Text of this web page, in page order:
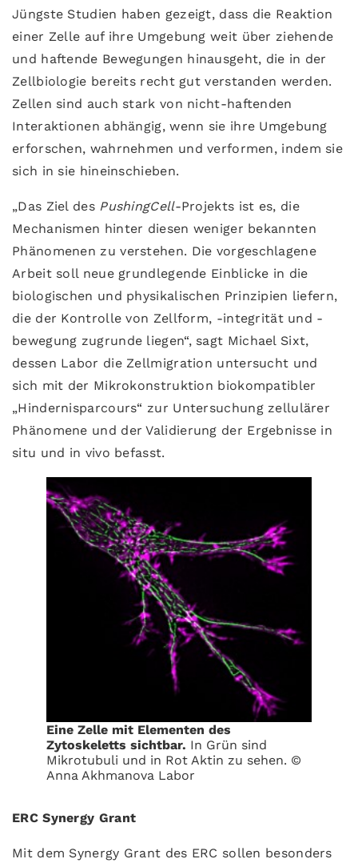
Jüngste Studien haben gezeigt, dass die Reaktion
einer Zelle auf ihre Umgebung weit über ziehende
und haftende Bewegungen hinausgeht, die in der
Zellbiologie bereits recht gut verstanden werden.
Zellen sind auch stark von nicht-haftenden
Interaktionen abhängig, wenn sie ihre Umgebung
erforschen, wahrnehmen und verformen, indem sie
sich in sie hineinschieben.
„Das Ziel des PushingCell-Projekts ist es, die
Mechanismen hinter diesen weniger bekannten
Phänomenen zu verstehen. Die vorgeschlagene
Arbeit soll neue grundlegende Einblicke in die
biologischen und physikalischen Prinzipien liefern,
die der Kontrolle von Zellform, -integrität und -
bewegung zugrunde liegen“, sagt Michael Sixt,
dessen Labor die Zellmigration untersucht und
sich mit der Mikrokonstruktion biokompatibler
„Hindernisparcours“ zur Untersuchung zellulärer
Phänomene und der Validierung der Ergebnisse in
situ und in vivo befasst.
Eine Zelle mit Elementen des
Zytoskeletts sichtbar. In Grün sind
Mikrotubuli und in Rot Aktin zu sehen. ©
Anna Akhmanova Labor
ERC Synergy Grant
Mit dem Synergy Grant des ERC sollen besonders